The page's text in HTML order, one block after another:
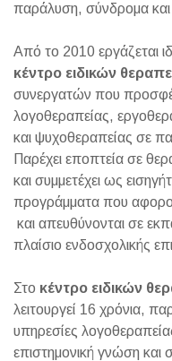
παράλυση, σύνδρομα
Από το 2010 εργάζεται
κέντρο ειδικών
συνεργατών που
λογοθεραπείας,
και ψυχοθεραπείας σε
Παρέχει εποπτεία σε
και συμμετέχει ως
προγράμματα που
και απευθύνονται σε
πλαίσιο ενδοσχολικής
Στο κέντρο ειδικών
λειτουργεί 16 χρόνια,
υπηρεσίες
επιστημονική γνώση